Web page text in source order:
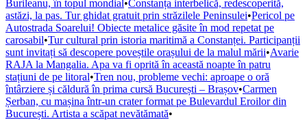
Burileanu, în topul mondial•Constanța interbelică, redescoperită,
astăzi, la pas. Tur ghidat gratuit prin străzilele Peninsulei•Pericol pe
Autostrada Soarelui! Obiecte metalice găsite în mod repetat pe
carosabil•Tur cultural prin istoria maritimă a Constanței. Participanții
sunt invitați să descopere poveștile orașului de la malul mării•Avarie
RAJA la Mangalia. Apa va fi oprită în această noapte în patru
stațiuni de pe litoral•Tren nou, probleme vechi: aproape o oră
întârziere și căldură în prima cursă București – Brașov•Carmen
Șerban, cu mașina într-un crater format pe Bulevardul Eroilor din
București. Artista a scăpat nevătămată•